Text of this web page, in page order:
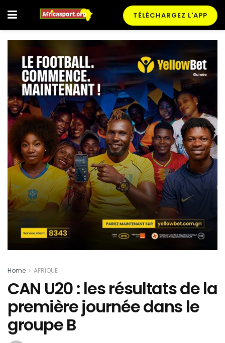
TÉLÉCHARGEZ L'APP
Home AFRIQUE
CAN U20 : les résultats de la
première journée dans le
groupe B